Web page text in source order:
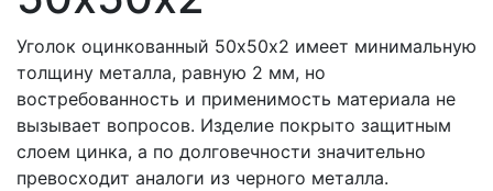
Уголок оцинкованный 50х50х2 имеет минимальную
толщину металла, равную 2 мм, но
востребованность и применимость материала не
вызывает вопросов. Изделие покрыто защитным
слоем цинка, а по долговечности значительно
превосходит аналоги из черного металла.